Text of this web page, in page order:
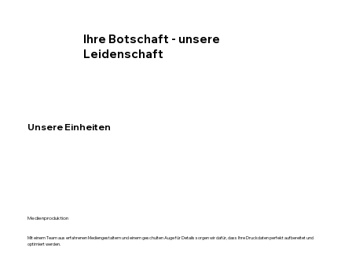
Ihre Botschaft - unsere
Leidenschaft
Medienproduktion
Mit einem Team aus erfahrenen Mediengestaltern und einem geschulten Auge für Details sorgen wir dafür, dass Ihre Druckdaten perfekt aufbereitet und
optimiert werden.
Unsere Einheiten